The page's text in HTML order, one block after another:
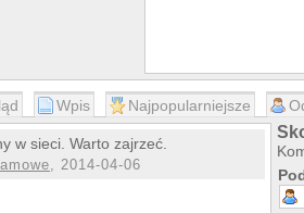
Wpis Najpopularniejsze
w sieci. Warto zajrzeć.
, 2014-04-06